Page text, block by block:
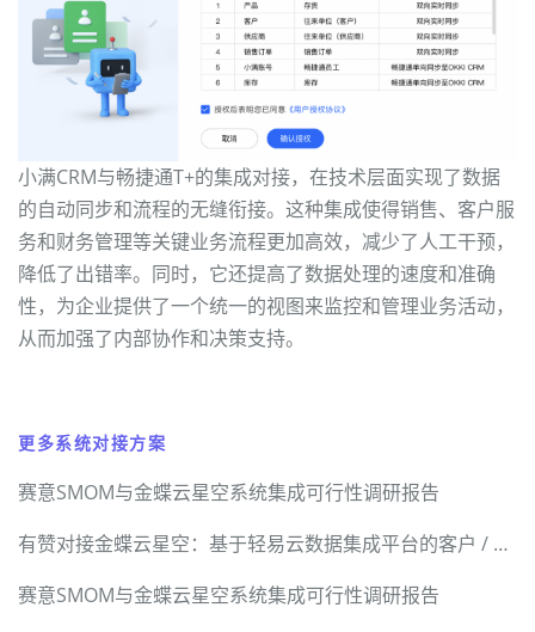
小满CRM与畅捷通T+的集成对接，在技术层面实现了数据
的自动同步和流程的无缝衔接。这种集成使得销售、客户服
务和财务管理等关键业务流程更加高效，减少了人工干预，
降低了出错率。同时，它还提高了数据处理的速度和准确
性，为企业提供了一个统一的视图来监控和管理业务活动，
从而加强了内部协作和决策支持。
更多系统对接方案
赛意SMOM与金蝶云星空系统集成可行性调研报告
有赞对接金蝶云星空：基于轻易云数据集成平台的客户 / 商品 / 订单 / 退货 / 积分全链路技术实现
赛意SMOM与金蝶云星空系统集成可行性调研报告